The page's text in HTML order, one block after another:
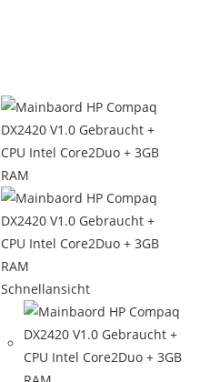
Schnellansicht